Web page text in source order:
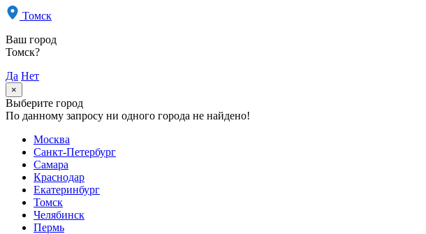
Томск
Ваш город
Томск?
Да Нет
×
Выберите город
По данному запросу ни одного города не найдено!
Москва
Санкт-Петербург
Самара
Краснодар
Екатеринбург
Томск
Челябинск
Пермь